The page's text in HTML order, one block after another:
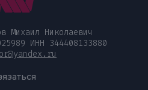
Михаил Николаевич
ИНН 344408133880